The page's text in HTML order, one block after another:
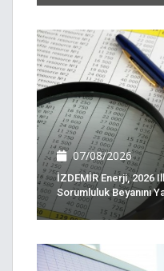
07/08/2026
İZDEMİR Enerji, 2026
Sorumluluk Beyanını